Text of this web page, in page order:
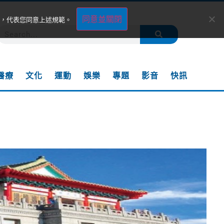
療 文化 運動 娛樂 專題 影音 快訊
代表您同意上述規範。 同意並關閉